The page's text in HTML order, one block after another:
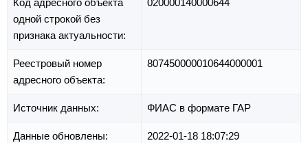
Код адресного объекта
одной строкой без
признака актуальности:
020000140000644
Реестровый номер
адресного объекта:
807450000010644000001
Источник данных: ФИАС в формате ГАР
Данные обновлены: 2022-01-18 18:07:29